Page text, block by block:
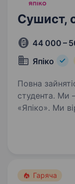
Сушист,
44 000 –
Япіко
Повна
студента. Ми — мережа ресторанів і доставки
«Япіко». Ми
ти любиш.
Гаряча